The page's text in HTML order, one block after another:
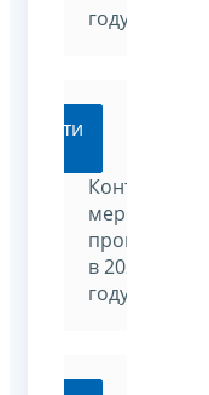
году
Перейти
Контрольные
мероприятия,
проводимые
в 2024
году